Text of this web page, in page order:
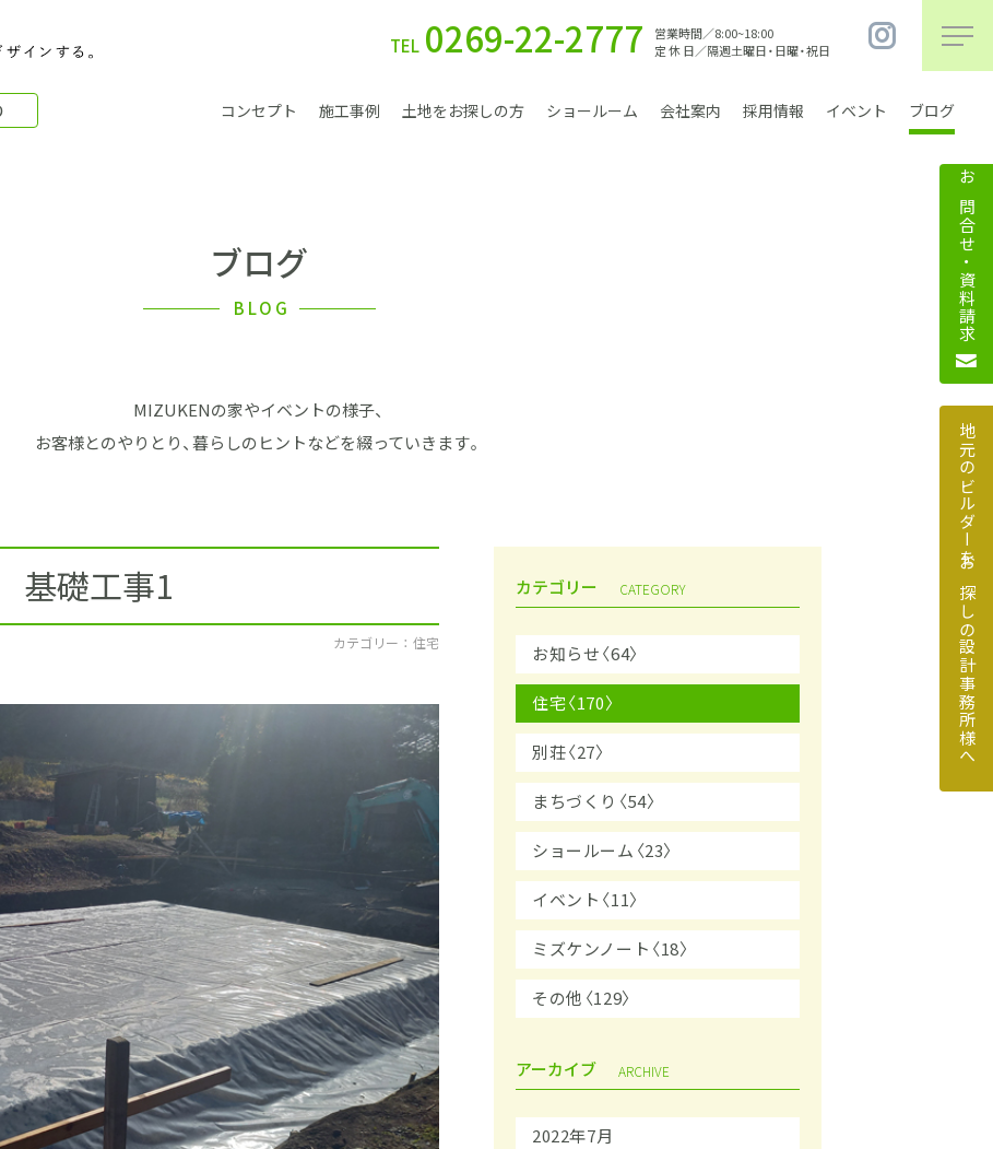
TEL 0269-22-2777
営業時間／8:00~18:00
定 休 日／隔週土曜日・日曜・祝日
コンセプト 施工事例 土地をお探しの方 ショールーム 会社案内 採用情報 イベント ブログ
別 荘
会社案内
ブログ
せ・資料請求 地元のビルダーを お探しの設計事務所様へ
ブログ
BLOG
MIZUKENの家やイベントの様子、
お客様とのやりとり、暮らしのヒントなどを綴っていきます。
礎工事1
カテゴリー ： 住宅
カテゴリー CATEGORY
お知らせ〈64〉
住宅〈170〉
別荘〈27〉
まちづくり〈54〉
ショールーム〈23〉
イベント〈11〉
ミズケンノート〈18〉
その他〈129〉
アーカイブ ARCHIVE
2022年7月
お問合せ・資料請求
地元のビルダーをお探しの設計事務所様へ